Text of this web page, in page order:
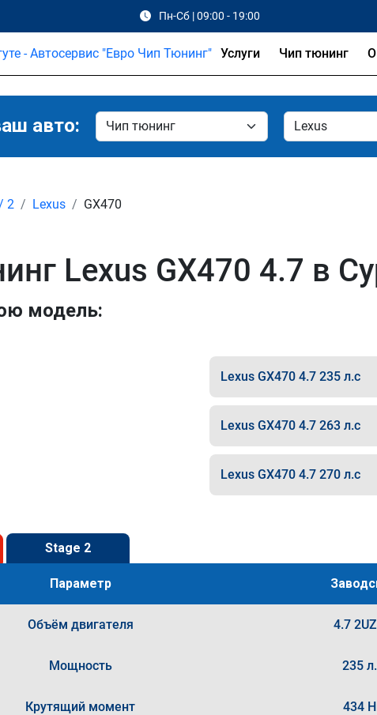
Пн-Сб | 09:00 - 19:00
Услуги Чип тюнинг
авто:
2 Lexus GX470
Lexus GX470 4.7 в
модель:
Lexus GX470 4.7 235 л.с
Lexus GX470 4.7 263 л.с
Lexus GX470 4.7 270 л.с
Stage 2
Параметр
Объём двигателя 4.7
Мощность 235
Крутящий момент 434